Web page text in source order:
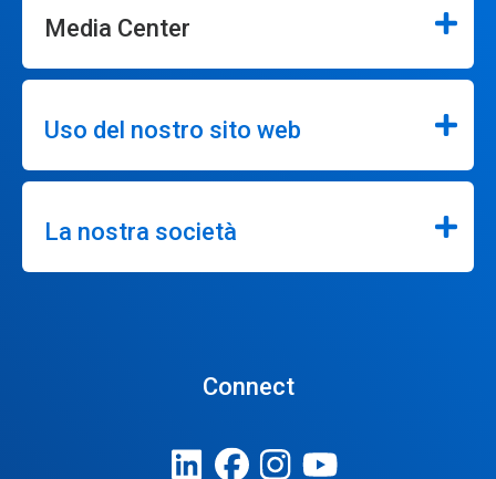
Media Center
Uso del nostro sito web
La nostra società
Connect